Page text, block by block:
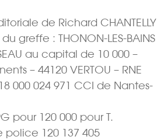
de Richard CHANTELLY
greffe : THONON-LES-BAINS
au capital de 10 000 –
– 44120 VERTOU – RNE
000 024 971 CCI de Nantes-
pour 120 000 pour T.
police 120 137 405